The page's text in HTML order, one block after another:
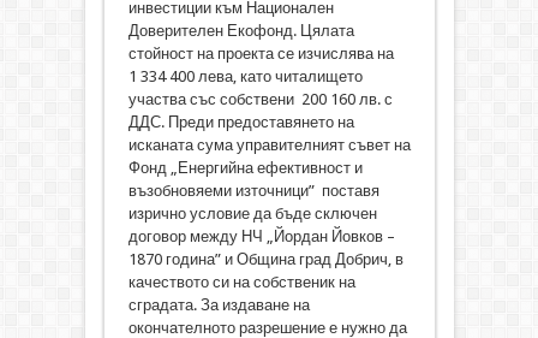
инвестиции към Национален
Доверителен Екофонд. Цялата
стойност на проекта се изчислява на
1 334 400 лева, като читалището
участва със собствени 200 160 лв. с
ДДС. Преди предоставянето на
исканата сума управителният съвет на
Фонд „Енергийна ефективност и
възобновяеми източници” поставя
изрично условие да бъде сключен
договор между НЧ „Йордан Йовков –
1870 година” и Община град Добрич, в
качеството си на собственик на
сградата. За издаване на
окончателното разрешение е нужно да